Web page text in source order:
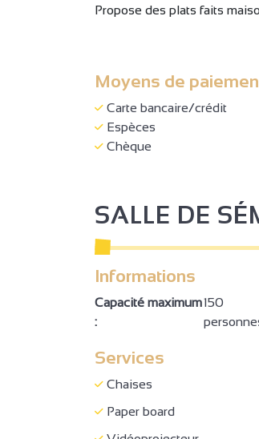
Propose des plats faits
Moyens de
Carte bancaire/crédit
Espèces
Chèque
SALLE DE
Informations
Capacité maximum
:
150
Services
Chaises
Paper board